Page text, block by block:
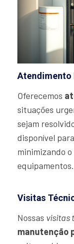
Atendimento
Oferecemos
situações
sejam
disponível
minimizando
equipamentos.
Visitas
Nossas visitas
manutenção